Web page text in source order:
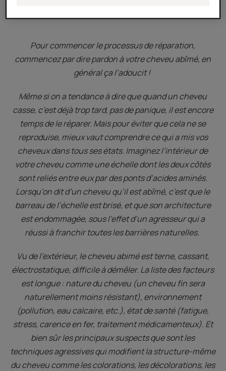
Pour commencer le processus de réparation,
commencez par dire pardon à votre cheveu abîmé, en
général ça l’adoucit !
Même si on a tendance à dire que quand un cheveu
casse, c’est déjà trop tard, pas de panique, il est encore
temps de le réparer. Mais pour éviter que cela ne se
reproduise, mieux vaut comprendre ce qui a mis vos
cheveux dans tous ses états. Imaginez l’intérieur de
votre cheveu comme une échelle dont les deux côtés
sont reliés entre eux par des ponts d’acides aminés.
Lorsqu’on dit d’un cheveu qu’il est abîmé, c’est que le
barreau de l’échelle est brisé, et que son architecture
est endommagée, sous l’effet d’un agresseur qui a
réussi à franchir toutes les barrières naturelles.
Vu de l’extérieur, le cheveu abimé est terne, cassant,
électrostatique, difficile à démêler. La liste des facteurs
est longue : nature du cheveu (un cheveu fin sera
naturellement moins résistant), environnement
(pollution, eau calcaire, etc.), état de santé (fatigue,
stress, carence en fer, traitement médicamenteux). Et
bien sûr les principaux suspects que sont les
techniques agressives qui modifient la structure-même
du cheveu comme les colorations, les décolorations, les